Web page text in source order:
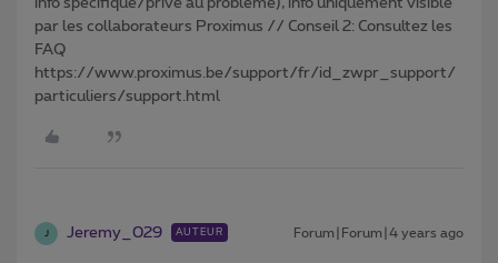
info spécifique/privé au problème), info uniquement visible
par les collaborateurs Proximus // Conseil 2: Consultez les
FAQ
https://www.proximus.be/support/fr/id_zwpr_support/
particuliers/support.html
Jeremy_029 AUTEUR Forum|Forum|4 years ago